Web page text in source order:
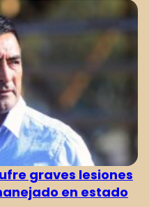
graves lesiones
en estado